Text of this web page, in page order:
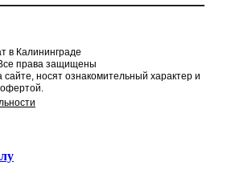
в Калининграде
права защищены
носят ознакомительный характер и